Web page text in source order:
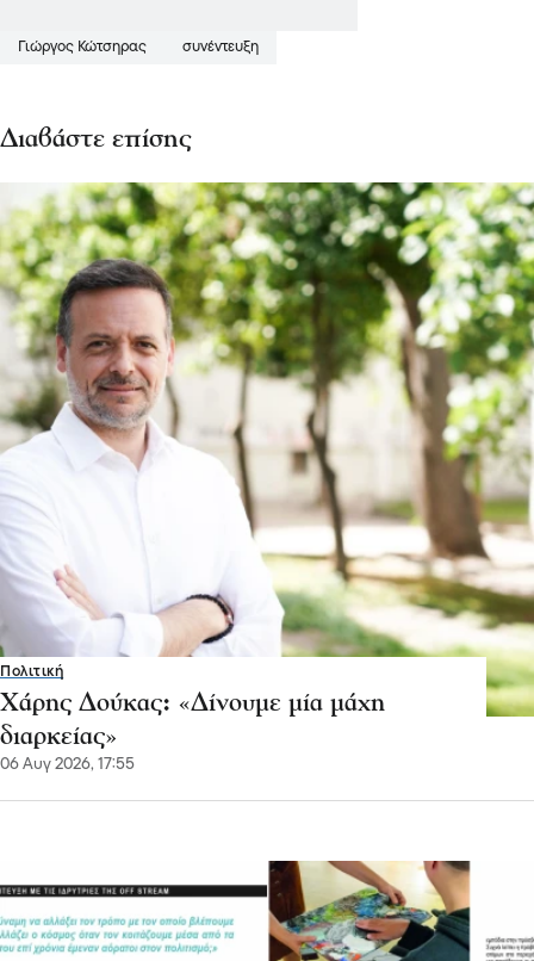
Γιώργος Κώτσηρας συνέντευξη
Διαβάστε επίσης
Πολιτική
Χάρης Δούκας: «Δίνουμε μία μάχη
διαρκείας»
06 Αυγ 2026, 17:55